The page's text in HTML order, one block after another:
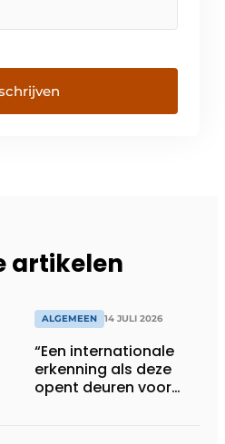
artikelen
ALGEMEEN 14 JULI 2026
“Een internationale
erkenning als deze
opent deuren voor